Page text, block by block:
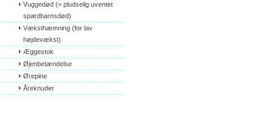
Vuggedød (= pludselig uventet
spædbarnsdød)
Væksthæmning (for lav
højdevækst)
Æggestok
Øjenbetændelse
Ørepine
Åreknuder